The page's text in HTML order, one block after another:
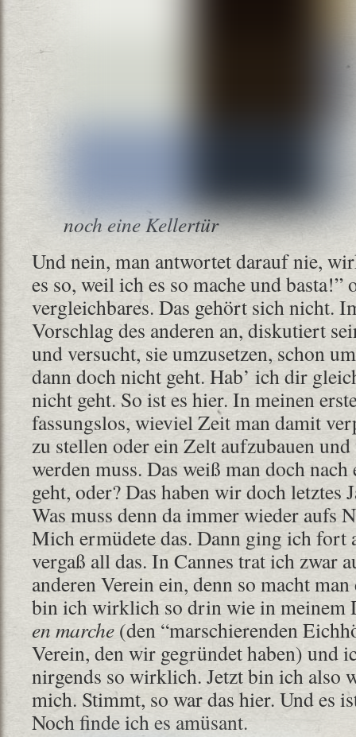
noch eine Kellertür
Und nein, man antwortet darauf nie,
es so, weil ich es so mache und basta!”
vergleichbares. Das gehört sich nicht.
Vorschlag des anderen an, diskutiert
und versucht, sie umzusetzen, schon
dann doch nicht geht. Hab’ ich dir
nicht geht. So ist es hier. In meinen
fassungslos, wieviel Zeit man damit
zu stellen oder ein Zelt aufzubauen
werden muss. Das weiß man doch nach
geht, oder? Das haben wir doch letztes
Was muss denn da immer wieder aufs
Mich ermüdete das. Dann ging ich fort
vergaß all das. In Cannes trat ich zwar
anderen Verein ein, denn so macht
bin ich wirklich so drin wie in meinem
en marche (den “marschierenden
Verein, den wir gegründet haben) und
nirgends so wirklich. Jetzt bin ich also
mich. Stimmt, so war das hier. Und es
Noch finde ich es amüsant.